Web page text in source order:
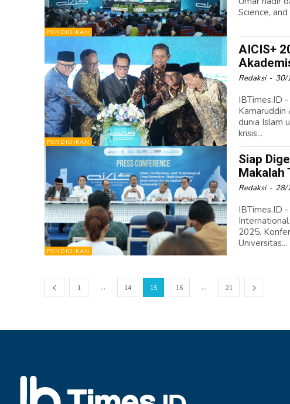
PENDIDIKAN
Science,
PENDIDIKAN
AICIS+
Redaksi - 30/
IBTimes.ID
Kamaruddin
dunia Islam
krisis...
PENDIDIKAN
Siap
Makalah
Redaksi - 28/
IBTimes.ID
2025.
Universitas...
1 ... 14 15 16 ... 21